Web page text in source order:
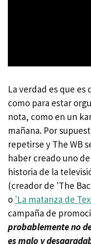
La verdad es que
como para estar
nota, como en un
mañana. Por
repetirse y The WB
haber creado uno
historia de la
(creador de 'The
o 'La matanza de
campaña de
probablemente no
es malo y